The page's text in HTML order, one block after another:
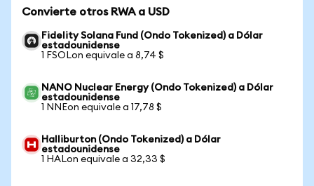
Convierte otros RWA a USD
Fidelity Solana Fund (Ondo Tokenized) a Dólar
estadounidense
1 FSOLon equivale a 8,74 $
NANO Nuclear Energy (Ondo Tokenized) a Dólar
estadounidense
1 NNEon equivale a 17,78 $
Halliburton (Ondo Tokenized) a Dólar
estadounidense
1 HALon equivale a 32,33 $